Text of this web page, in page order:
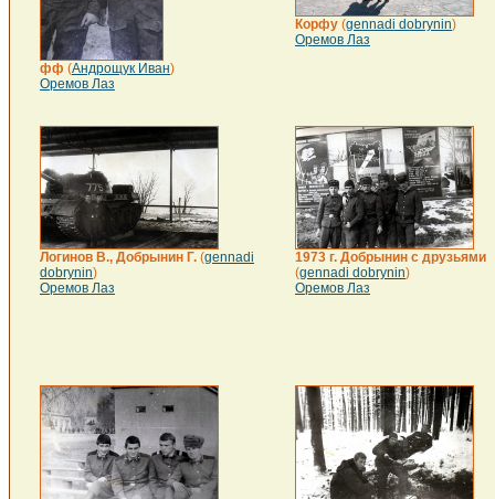
фф (Андрощук Иван)
Оремов Лаз
Корфу (gennadi dobrynin)
Оремов Лаз
Логинов В., Добрынин Г. (gennadi
dobrynin)
Оремов Лаз
1973 г. Добрынин с друзьями
(gennadi dobrynin)
Оремов Лаз